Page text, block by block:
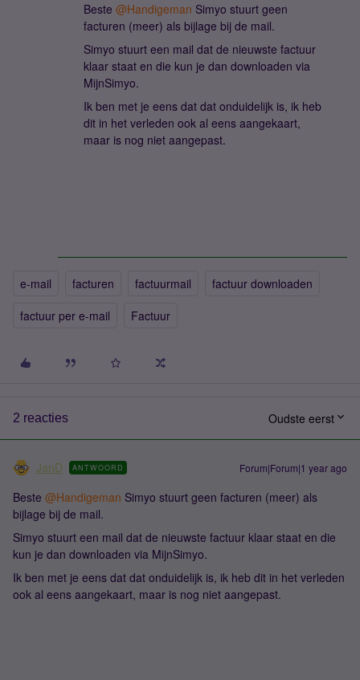
Beste ​ @Handigeman Simyo stuurt geen
facturen (meer) als bijlage bij de mail.
Simyo stuurt een mail dat de nieuwste factuur
klaar staat en die kun je dan downloaden via
MijnSimyo.
Ik ben met je eens dat dat onduidelijk is, ik heb
dit in het verleden ook al eens aangekaart,
maar is nog niet aangepast.
e-mail facturen factuurmail
factuur downloaden
factuur per e-mail
Factuur
2 reacties Oudste eerst
JanD ANTWOORD Forum|Forum|1 year ago
Beste ​ @Handigeman Simyo stuurt geen facturen (meer) als
bijlage bij de mail.
Simyo stuurt een mail dat de nieuwste factuur klaar staat en die
kun je dan downloaden via MijnSimyo.
Ik ben met je eens dat dat onduidelijk is, ik heb dit in het verleden
ook al eens aangekaart, maar is nog niet aangepast.